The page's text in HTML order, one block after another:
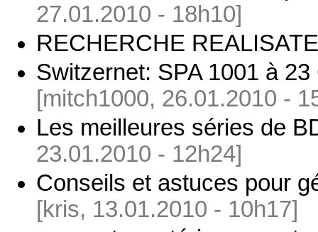
27.01.2010 - 18h10]
RECHERCHE
Switzernet: SPA 1001 à
[mitch1000, 26.01.2010 -
Les meilleures séries de
23.01.2010 - 12h24]
Conseils et astuces pour
[kris, 13.01.2010 - 10h17]